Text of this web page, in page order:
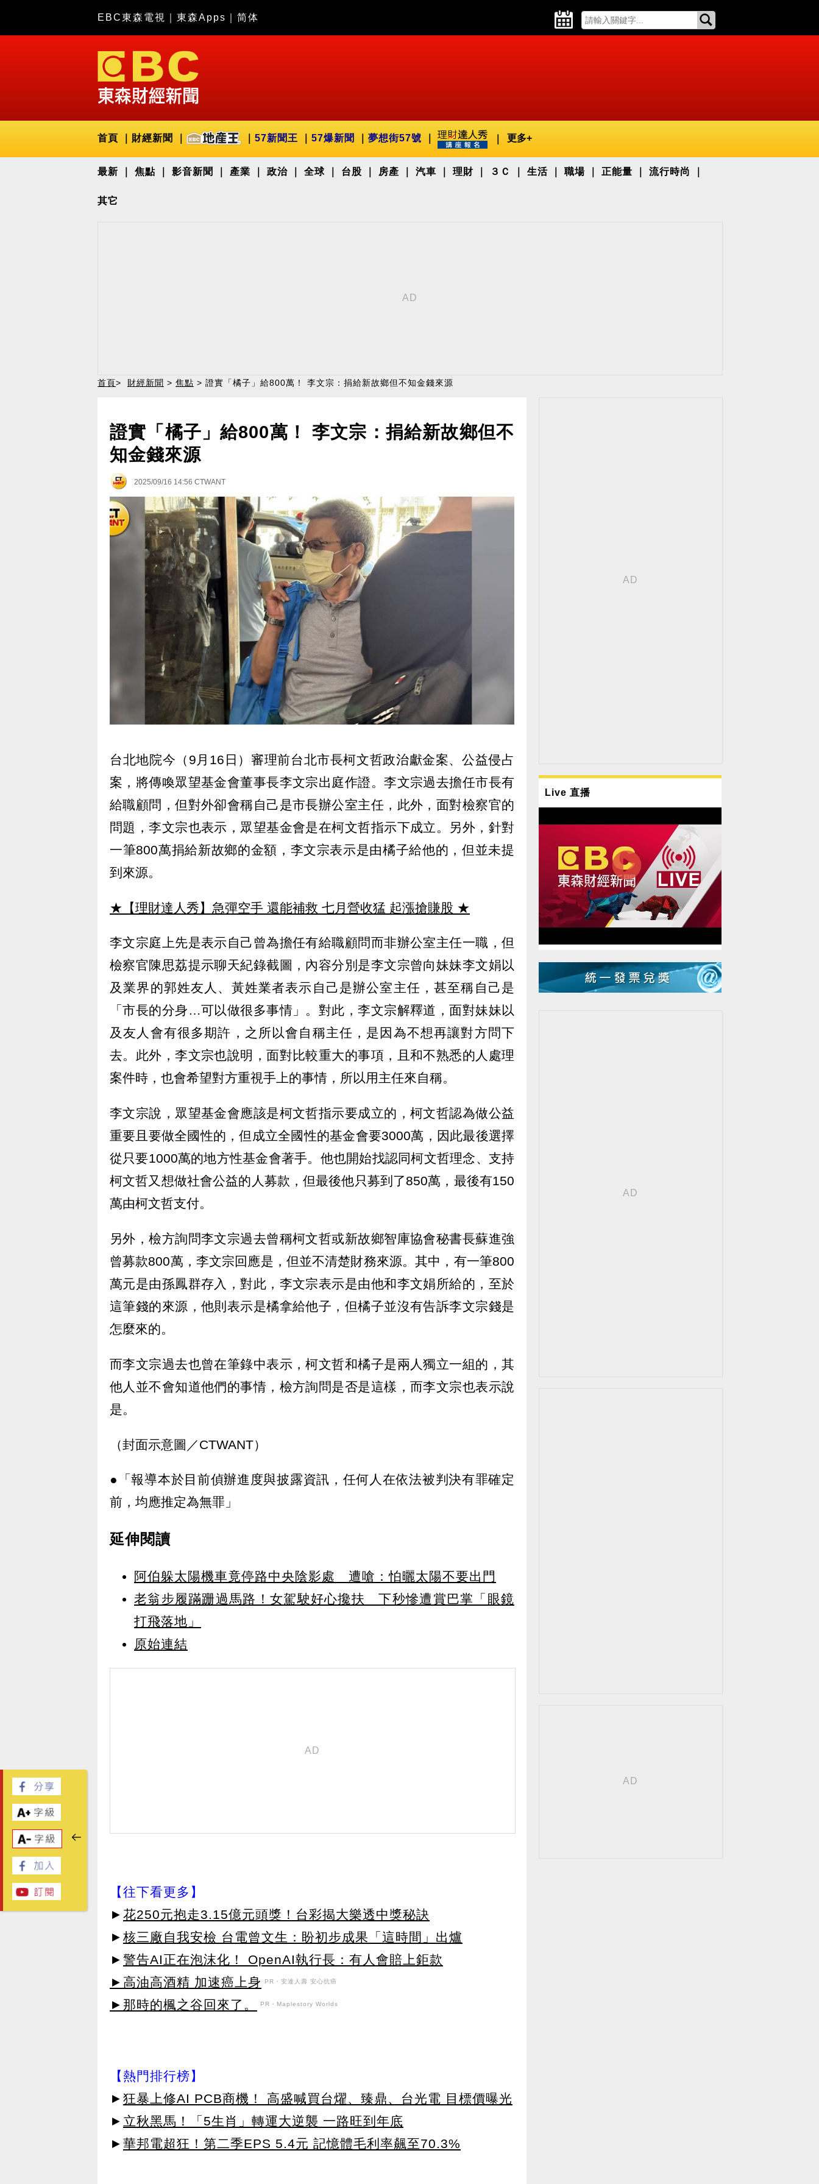
EBC東森電視 東森Apps 简体
首頁 財經新聞 57新聞王 57爆新聞 夢想街57號 更多+
最新 焦點 影音新聞 產業 政治 全球 台股 房產 汽車 理財 ３Ｃ 生活 職場 正能量 流行時尚
其它
首頁> 財經新聞 > 焦點 > 證實「橘子」給800萬！ 李文宗：捐給新故鄉但不知金錢來源
證實「橘子」給800萬！ 李文宗：捐給新故鄉但不
知金錢來源
2025/09/16 14:56 CTWANT
台北地院今（9月16日）審理前台北市長柯文哲政治獻金案、公益侵占
案，將傳喚眾望基金會董事長李文宗出庭作證。李文宗過去擔任市長有
給職顧問，但對外卻會稱自己是市長辦公室主任，此外，面對檢察官的
問題，李文宗也表示，眾望基金會是在柯文哲指示下成立。另外，針對
一筆800萬捐給新故鄉的金額，李文宗表示是由橘子給他的，但並未提
到來源。
★【理財達人秀】急彈空手 還能補救 七月營收猛 起漲搶賺股 ★
李文宗庭上先是表示自己曾為擔任有給職顧問而非辦公室主任一職，但
檢察官陳思荔提示聊天紀錄截圖，內容分別是李文宗曾向妹妹李文娟以
及業界的郭姓友人、黃姓業者表示自己是辦公室主任，甚至稱自己是
「市長的分身…可以做很多事情」。對此，李文宗解釋道，面對妹妹以
及友人會有很多期許，之所以會自稱主任，是因為不想再讓對方問下
去。此外，李文宗也說明，面對比較重大的事項，且和不熟悉的人處理
案件時，也會希望對方重視手上的事情，所以用主任來自稱。
李文宗說，眾望基金會應該是柯文哲指示要成立的，柯文哲認為做公益
重要且要做全國性的，但成立全國性的基金會要3000萬，因此最後選擇
從只要1000萬的地方性基金會著手。他也開始找認同柯文哲理念、支持
柯文哲又想做社會公益的人募款，但最後他只募到了850萬，最後有150
萬由柯文哲支付。
另外，檢方詢問李文宗過去曾稱柯文哲或新故鄉智庫協會秘書長蘇進強
曾募款800萬，李文宗回應是，但並不清楚財務來源。其中，有一筆800
萬元是由孫鳳群存入，對此，李文宗表示是由他和李文娟所給的，至於
這筆錢的來源，他則表示是橘拿給他子，但橘子並沒有告訴李文宗錢是
怎麼來的。
而李文宗過去也曾在筆錄中表示，柯文哲和橘子是兩人獨立一組的，其
他人並不會知道他們的事情，檢方詢問是否是這樣，而李文宗也表示說
是。
（封面示意圖／CTWANT）
●「報導本於目前偵辦進度與披露資訊，任何人在依法被判決有罪確定
前，均應推定為無罪」
延伸閱讀
阿伯躲太陽機車竟停路中央陰影處 遭嗆：怕曬太陽不要出門
老翁步履蹣跚過馬路！女駕駛好心攙扶 下秒慘遭賞巴掌「眼鏡
打飛落地」
原始連結
【往下看更多】
► 花250元抱走3.15億元頭獎！台彩揭大樂透中獎秘訣
► 核三廠自我安檢 台電曾文生：盼初步成果「這時間」出爐
► 警告AI正在泡沫化！ OpenAI執行長：有人會賠上鉅款
►高油高酒精 加速癌上身
PR・安達人壽 安心抗癌
►那時的楓之谷回來了。 PR・Maplestory Worlds
【熱門排行榜】
► 狂暴上修AI PCB商機！ 高盛喊買台燿、臻鼎、台光電 目標價曝光
► 立秋黑馬！「5生肖」轉運大逆襲 一路旺到年底
► 華邦電超狂！第二季EPS 5.4元 記憶體毛利率飆至70.3%
Live 直播